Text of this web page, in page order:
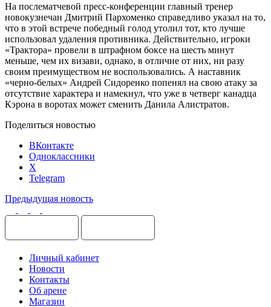
На послематчевой пресс-конференции главный тренер
новокузнечан Дмитрий Пархоменко справедливо указал на то,
что в этой встрече победный голод утолил тот, кто лучше
использовал удаления противника. Действительно, игроки
«Трактора» провели в штрафном боксе на шесть минут
меньше, чем их визави, однако, в отличие от них, ни разу
своим преимуществом не воспользовались. А наставник
«черно-белых» Андрей Сидоренко попенял на свою атаку за
отсутствие характера и намекнул, что уже в четверг канадца
Кэрона в воротах может сменить Данила Алистратов.
Поделиться новостью
ВКонтакте
Одноклассники
X
Telegram
Предыдущая новость
Личный кабинет
Новости
Контакты
Об арене
Магазин